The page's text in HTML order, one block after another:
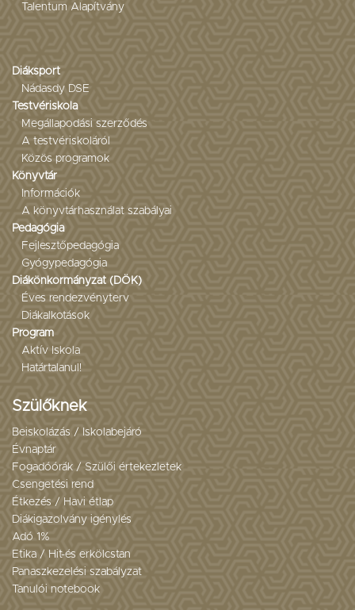
Talentum Alapítvány
Diáksport
Nádasdy DSE
Testvériskola
Megállapodási szerződés
A testvériskoláról
Közös programok
Könyvtár
Információk
A könyvtárhasználat szabályai
Pedagógia
Fejlesztőpedagógia
Gyógypedagógia
Diákönkormányzat (DÖK)
Éves rendezvényterv
Diákalkotások
Program
Aktív Iskola
Határtalanul!
Szülőknek
Beiskolázás / Iskolabejáró
Évnaptár
Fogadóórák / Szülői értekezletek
Csengetési rend
Étkezés / Havi étlap
Diákigazolvány igénylés
Adó 1%
Etika / Hit-és erkölcstan
Panaszkezelési szabályzat
Tanulói notebook